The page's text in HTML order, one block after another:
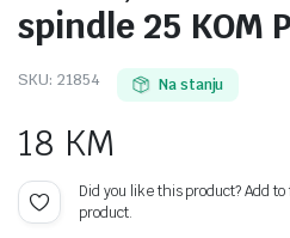
spindle 25 KOM
SKU: 21854 Na stanju
18 KM
Did you like this product? Add
product.